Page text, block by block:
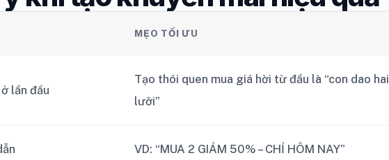
MẸO TỐI ƯU
lần đầu
Tạo thói quen mua giá hời từ đầu là “con dao hai
lưỡi”
VD: “MUA 2 GIẢM 50% – CHỈ HÔM NAY”